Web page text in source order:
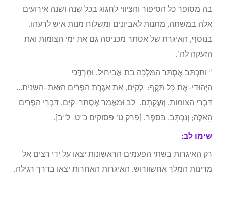
בה מסופר כל הסיפור והציווי לחגוג בכל שנה ושנה אירועים
אלה במשתה, מתנות לאביונים ומשלוח מנות איש לרעהו.
בנוסף, האיגרת של אסתר מכניסה גם את ימי הצומות ואת
הזעקה לה’.
” וַתִּכְתֹּב אֶסְתֵּר הַמַּלְכָּה בַת-אֲבִיחַיִל, וּמָרְדֳּכַי
הַיְּהוּדִי–אֶת-כָּל-תֹּקֶף: לְקַיֵּם, אֵת אִגֶּרֶת הַפֻּרִים הַזֹּאת–הַשֵּׁנִית…
דִּבְרֵי הַצּוֹמוֹת, וְזַעֲקָתָם. לב וּמַאֲמַר אֶסְתֵּר–קִיַּם, דִּבְרֵי הַפֻּרִים
הָאֵלֶּה; וְנִכְתָּב, בַּסֵּפֶר. [פרק ט’ פסוקים כ”ט- ל”ב].
שימו לב:
רק האיגרות בשתי הפעמים הראשונות יצאו על ידי רצים אל
מדינות המלך אחשוורוש. האיגרות האחרות יצאו בדרך רגילה.